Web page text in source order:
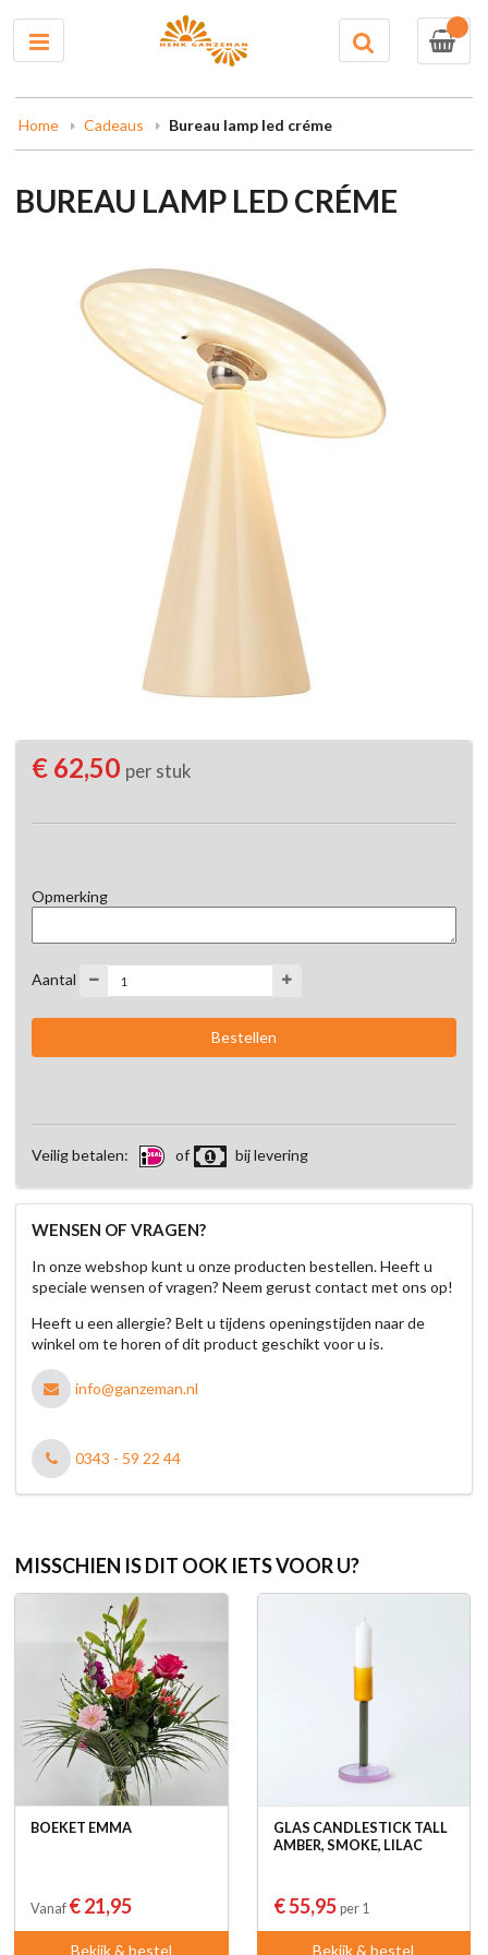
Home Cadeaus Bureau lamp led créme
BUREAU LAMP LED CRÉME
€ 62,50 per stuk
Opmerking
Aantal
Veilig betalen: of bij levering
WENSEN OF VRAGEN?
In onze webshop kunt u onze producten bestellen. Heeft u
speciale wensen of vragen? Neem gerust contact met ons op!
Heeft u een allergie? Belt u tijdens openingstijden naar de
winkel om te horen of dit product geschikt voor u is.
info@ganzeman.nl
0343 - 59 22 44
MISSCHIEN IS DIT OOK IETS VOOR U?
BOEKET EMMA
Vanaf € 21,95
Bekijk & bestel
GLAS CANDLESTICK TALL
AMBER, SMOKE, LILAC
€ 55,95 per 1
Bekijk & bestel